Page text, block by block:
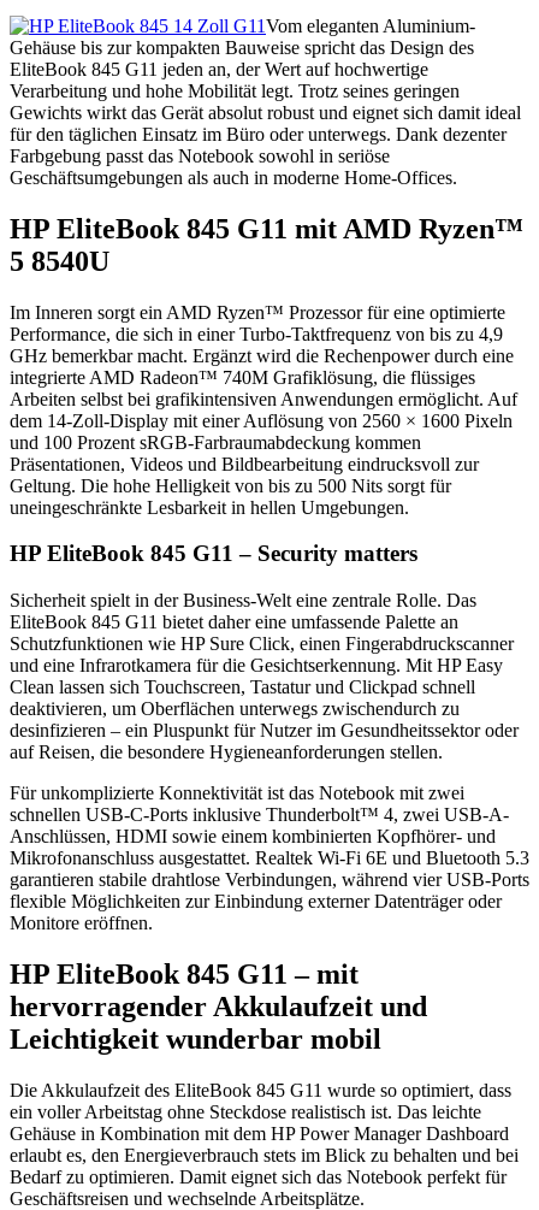
Vom eleganten Aluminium-
Gehäuse bis zur kompakten Bauweise spricht das Design des
EliteBook 845 G11 jeden an, der Wert auf hochwertige
Verarbeitung und hohe Mobilität legt. Trotz seines geringen
Gewichts wirkt das Gerät absolut robust und eignet sich damit ideal
für den täglichen Einsatz im Büro oder unterwegs. Dank dezenter
Farbgebung passt das Notebook sowohl in seriöse
Geschäftsumgebungen als auch in moderne Home-Offices.
HP EliteBook 845 G11 mit AMD Ryzen™
5 8540U
Im Inneren sorgt ein AMD Ryzen™ Prozessor für eine optimierte
Performance, die sich in einer Turbo-Taktfrequenz von bis zu 4,9
GHz bemerkbar macht. Ergänzt wird die Rechenpower durch eine
integrierte AMD Radeon™ 740M Grafiklösung, die flüssiges
Arbeiten selbst bei grafikintensiven Anwendungen ermöglicht. Auf
dem 14-Zoll-Display mit einer Auflösung von 2560 × 1600 Pixeln
und 100 Prozent sRGB-Farbraumabdeckung kommen
Präsentationen, Videos und Bildbearbeitung eindrucksvoll zur
Geltung. Die hohe Helligkeit von bis zu 500 Nits sorgt für
uneingeschränkte Lesbarkeit in hellen Umgebungen.
HP EliteBook 845 G11 – Security matters
Sicherheit spielt in der Business-Welt eine zentrale Rolle. Das
EliteBook 845 G11 bietet daher eine umfassende Palette an
Schutzfunktionen wie HP Sure Click, einen Fingerabdruckscanner
und eine Infrarotkamera für die Gesichtserkennung. Mit HP Easy
Clean lassen sich Touchscreen, Tastatur und Clickpad schnell
deaktivieren, um Oberflächen unterwegs zwischendurch zu
desinfizieren – ein Pluspunkt für Nutzer im Gesundheitssektor oder
auf Reisen, die besondere Hygieneanforderungen stellen.
Für unkomplizierte Konnektivität ist das Notebook mit zwei
schnellen USB-C-Ports inklusive Thunderbolt™ 4, zwei USB-A-
Anschlüssen, HDMI sowie einem kombinierten Kopfhörer- und
Mikrofonanschluss ausgestattet. Realtek Wi-Fi 6E und Bluetooth 5.3
garantieren stabile drahtlose Verbindungen, während vier USB-Ports
flexible Möglichkeiten zur Einbindung externer Datenträger oder
Monitore eröffnen.
HP EliteBook 845 G11 – mit
hervorragender Akkulaufzeit und
Leichtigkeit wunderbar mobil
Die Akkulaufzeit des EliteBook 845 G11 wurde so optimiert, dass
ein voller Arbeitstag ohne Steckdose realistisch ist. Das leichte
Gehäuse in Kombination mit dem HP Power Manager Dashboard
erlaubt es, den Energieverbrauch stets im Blick zu behalten und bei
Bedarf zu optimieren. Damit eignet sich das Notebook perfekt für
Geschäftsreisen und wechselnde Arbeitsplätze.